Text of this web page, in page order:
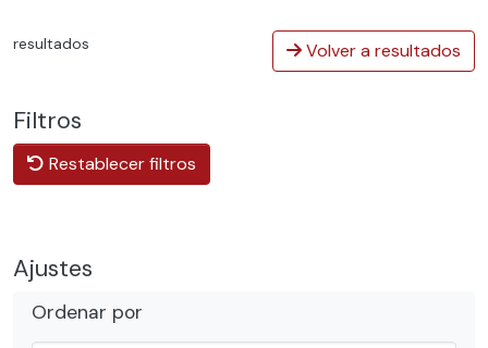
resultados Volver a resultados
Filtros
Restablecer filtros
Ajustes
Ordenar por